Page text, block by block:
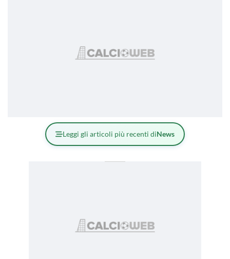
Leggi gli articoli più recenti diNews